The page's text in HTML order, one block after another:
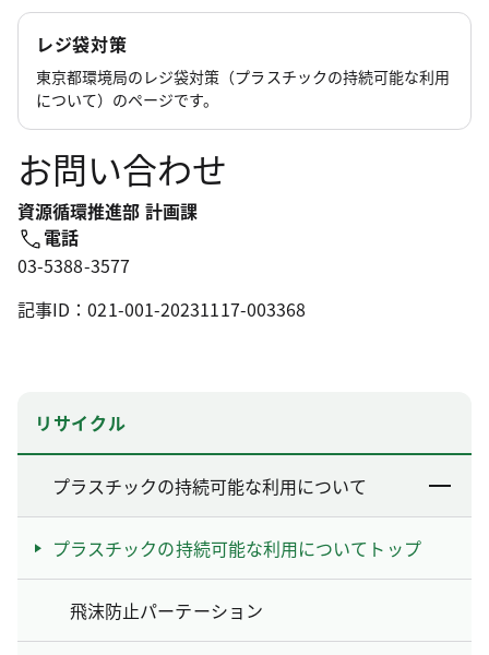
レジ袋対策
東京都環境局のレジ袋対策（プラスチックの持続可能な利用
について）のページです。
お問い合わせ
資源循環推進部 計画課
電話
03-5388-3577
記事ID：021-001-20231117-003368
リサイクル
プラスチックの持続可能な利用について
プラスチックの持続可能な利用についてトップ
飛沫防止パーテーション